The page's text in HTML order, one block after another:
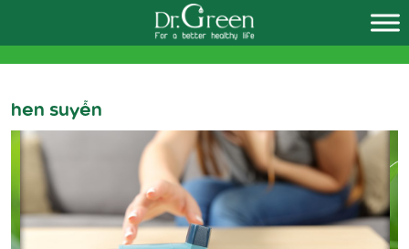
hen suyễn